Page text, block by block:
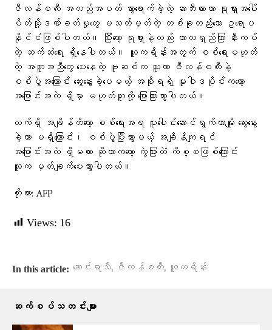
ဇီလန်စကီး အလည်အပတ် သွားရောက်ခဲ့တဲ့ ဆာဘီးယားဟာ ရုရှားအပေါ်
ပိတ်ဆို့ဒဏ်ခတ်မှုတွေ မသတ်မှတ်တဲ့ တစ်ခုတည်းသော ဥရောပ
နိုင်ငံဖြစ်ပါတယ်။ ပြီးတော့ ရုရှားနဲ့လည်း ကာလရှည်ကြာ နီးကပ်
တဲ့ ဆက်ဆံရေး ရှိနေပါတယ်။ ယူကရိန်းအတွက် စစ်ရေးမဟုတ်
တဲ့ အကူအညီတွေ ပေးနေတဲ့ ဗူဆစ်က သူဟာ ဇီလန်စကီးနဲ့
စစ်ပွဲအကြောင်း ဆွေးနွေးခဲ့ပေမယ့် အစိုးရရဲ့ မူဝါဒပိုင်းကတော့
အပြောင်းအလဲ ရှိမှာ မဟုတ်ဘူးလို့ ပြောကြားသွားပါတယ်။
လက်ရှိ အချိန်ထိတော့ စစ်ရေးအရ ပူးပေါင်းဆောင်ရွက်တာမျိုး ဆွေးနွေး
ခဲ့တာ မရှိကြောင်း၊ စစ်ပွဲပြီးသွားမယ့် အချိန်ကျရင်
အပြောင်းအလဲ ရှိမလား ဆိုတာကတော့ ကွဲပြားတဲံ ကိစ္စဖြစ်ကြောင်း
သူက မှတ်ချက်ပေးသွားပါတယ်။
ကိုးကား: AFP
Views: 16
In this article: ဆောင်းရာသီ, ဇီလန်စကီး, ယူကရိန်း
ဆက်စပ်သတင်းများ